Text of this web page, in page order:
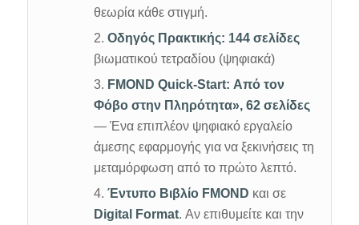
θεωρία κάθε στιγμή.
Οδηγός Πρακτικής: 144 σελίδες
βιωματικού τετραδίου (ψηφιακά)
FMOND Quick-Start: Από τον
Φόβο στην Πληρότητα», 62 σελίδες
— Ένα επιπλέον ψηφιακό εργαλείο
άμεσης εφαρμογής για να ξεκινήσεις τη
μεταμόρφωση από το πρώτο λεπτό.
Έντυπο Βιβλίο FMOND και σε
Digital Format. Αν επιθυμείτε και την